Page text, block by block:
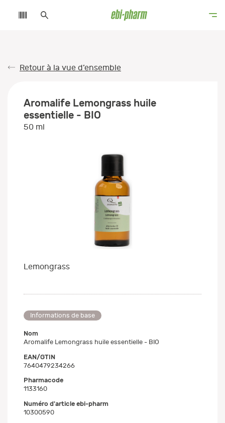
Retour à la vue d’ensemble
Aromalife Lemongrass huile
essentielle - BIO
50 ml
Lemongrass
Informations de base
Nom
Aromalife Lemongrass huile essentielle - BIO
EAN/GTIN
7640479234266
Pharmacode
1133160
Numéro d'article ebi-pharm
10300590